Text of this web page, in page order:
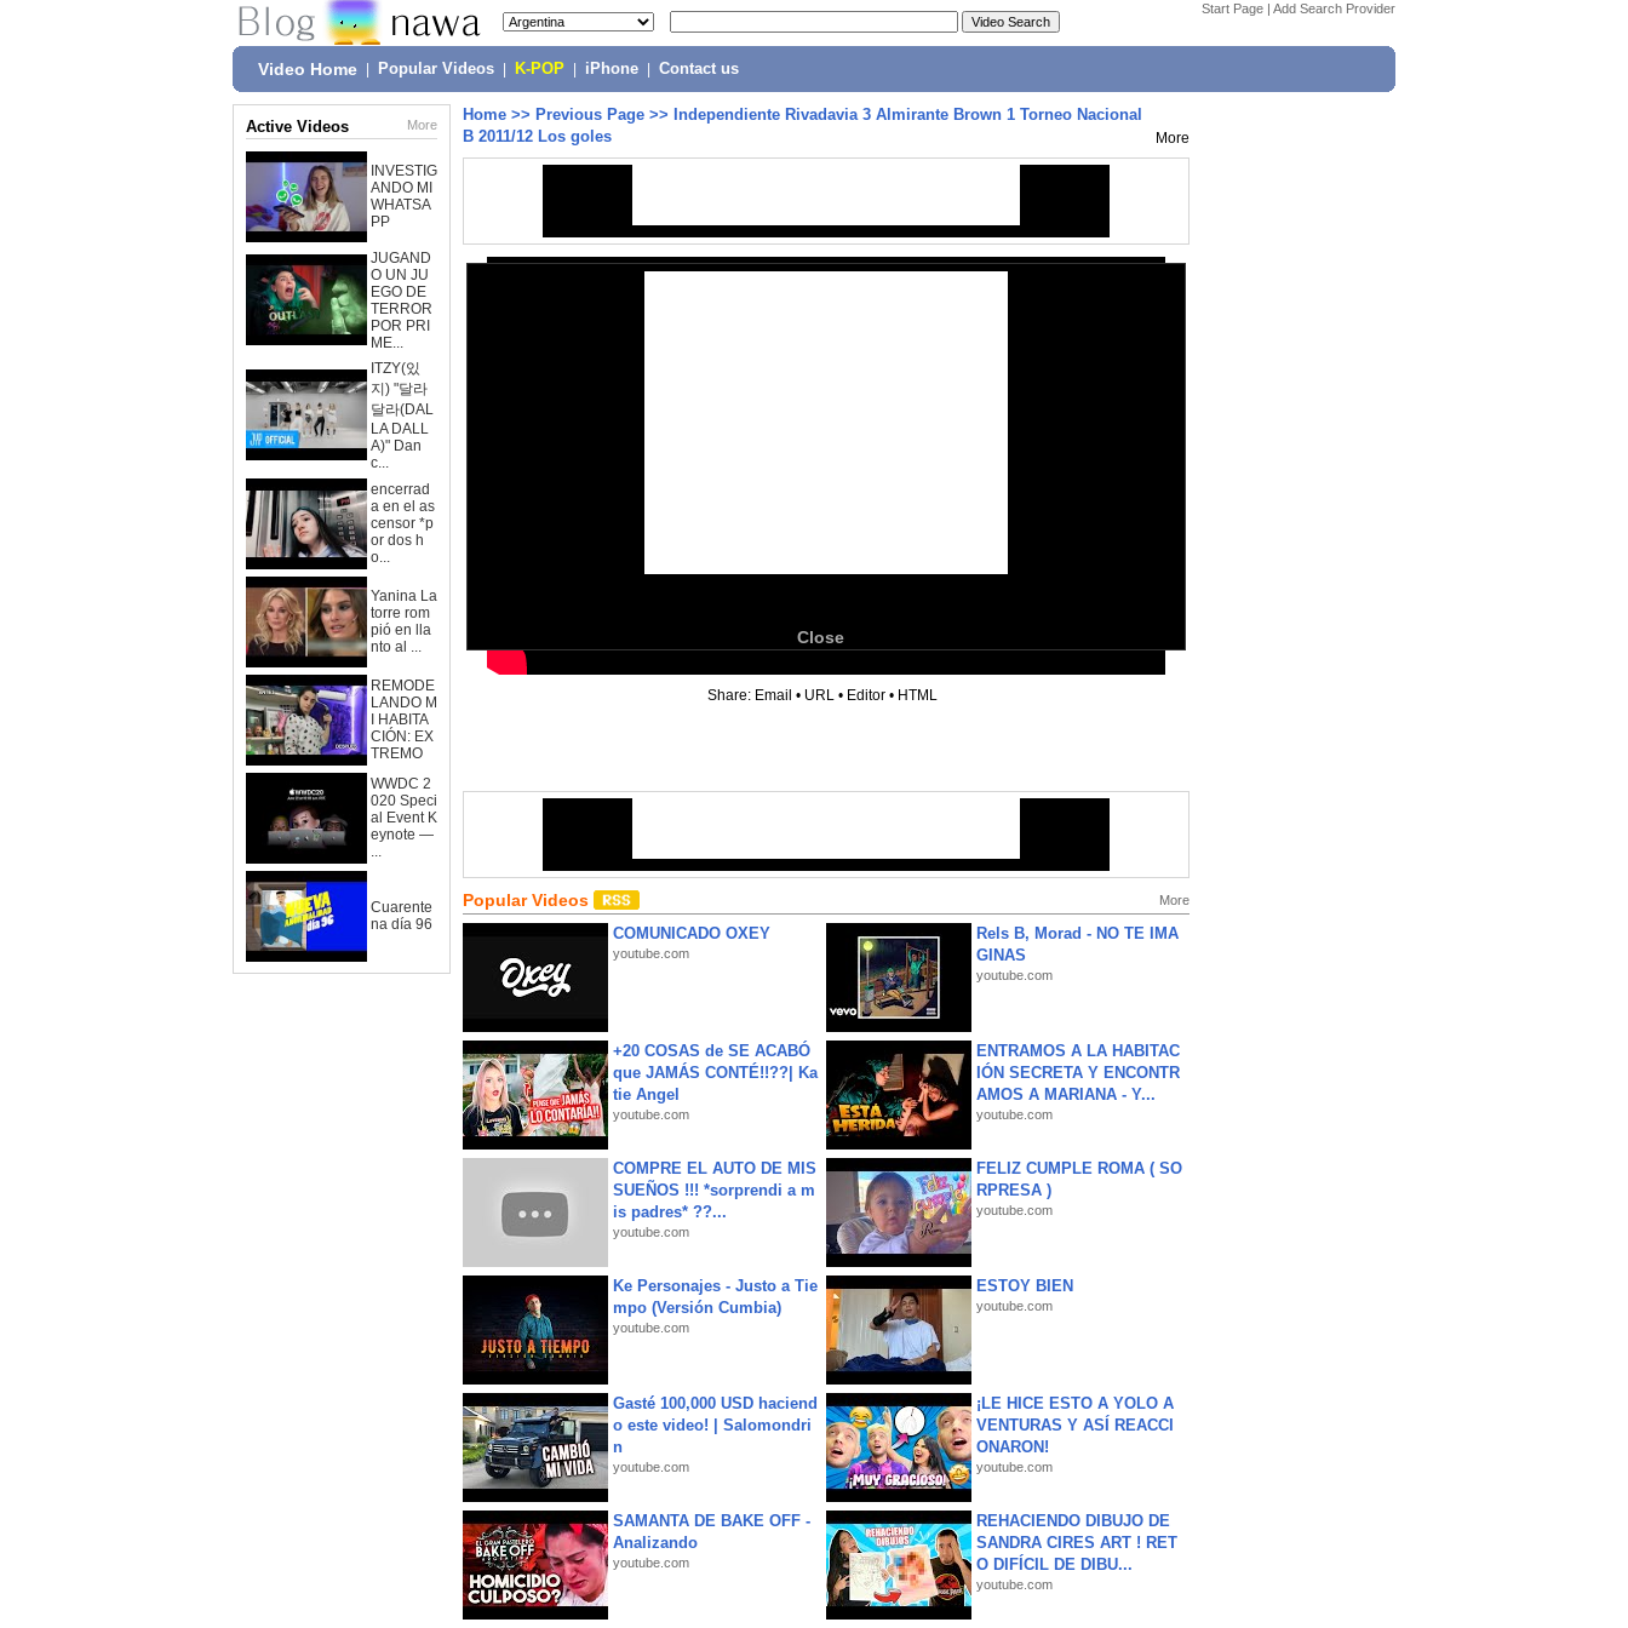
Start Page | Add Search Provider
Video Home Popular Videos K-POP iPhone Contact us
Active Videos More
INVESTIG
ANDO MI
WHATSA
PP
JUGAND
O UN JU
EGO DE
TERROR
POR PRI
ME...
ITZY(있
지) "달라
달라(DAL
LA DALL
A)" Dan
c...
encerrad
a en el as
censor *p
or dos h
o...
Yanina La
torre rom
pió en lla
nto al ...
REMODE
LANDO M
I HABITA
CIÓN: EX
TREMO
WWDC 2
020 Speci
al Event K
eynote —
...
Cuarente
na día 96
Home >> Previous Page >> Independiente Rivadavia 3 Almirante Brown 1 Torneo Nacional
B 2011/12 Los goles
More
Close
Share: Email • URL • Editor • HTML
Popular Videos More
COMUNICADO OXEY
youtube.com
Rels B, Morad - NO TE IMA
GINAS
youtube.com
+20 COSAS de SE ACABÓ
que JAMÁS CONTÉ!!??| Ka
tie Angel
youtube.com
ENTRAMOS A LA HABITAC
IÓN SECRETA Y ENCONTR
AMOS A MARIANA - Y...
youtube.com
COMPRE EL AUTO DE MIS
SUEÑOS !!! *sorprendi a m
is padres* ??...
youtube.com
FELIZ CUMPLE ROMA ( SO
RPRESA )
youtube.com
Ke Personajes - Justo a Tie
mpo (Versión Cumbia)
youtube.com
ESTOY BIEN
youtube.com
Gasté 100,000 USD haciend
o este video! | Salomondri
n
youtube.com
¡LE HICE ESTO A YOLO A
VENTURAS Y ASÍ REACCI
ONARON!
youtube.com
SAMANTA DE BAKE OFF -
Analizando
youtube.com
REHACIENDO DIBUJO DE
SANDRA CIRES ART ! RET
O DIFÍCIL DE DIBU...
youtube.com